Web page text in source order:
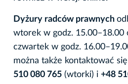
Dyżury radców prawnych
wtorek w godz. 15.00–18.00
czwartek w godz.
można także kontaktować
510 080 765 (wtorki) i +48